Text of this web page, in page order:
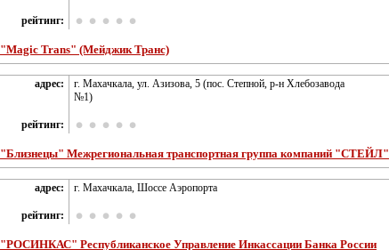
рейтинг:
"Magiс Trans" (Мейджик Транс)
адрес:
г. Махачкала, ул. Азизова, 5 (пос. Степной, р-н Хлебозавода
№1)
рейтинг:
"Близнецы" Межрегиональная транспортная группа компаний "СТЕЙЛ"
адрес: г. Махачкала, Шоссе Аэропорта
рейтинг:
"РОСИНКАС" Республиканское Управление Инкассации Банка России